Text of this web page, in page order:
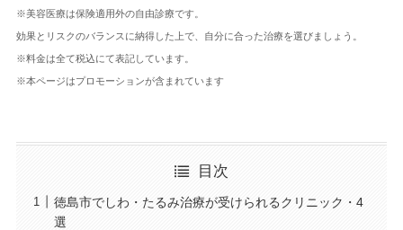
※美容医療は保険適用外の自由診療です。
効果とリスクのバランスに納得した上で、自分に合った治療を選びましょう。
※料金は全て税込にて表記しています。
※本ページはプロモーションが含まれています
目次
徳島市でしわ・たるみ治療が受けられるクリニック・4
選